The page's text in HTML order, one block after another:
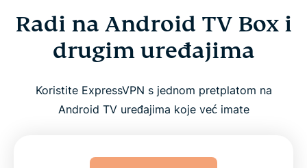
Radi na Android TV Box i
drugim uređajima
Koristite ExpressVPN s jednom pretplatom na
Android TV uređajima koje već imate